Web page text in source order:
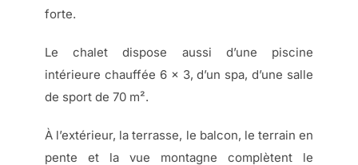
forte.
Le chalet dispose aussi d’une piscine
intérieure chauffée 6 x 3, d’un spa, d’une salle
de sport de 70 m².
À l’extérieur, la terrasse, le balcon, le terrain en
pente et la vue montagne complètent le